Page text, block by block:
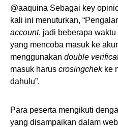
@aaquina Sebagai key
kali ini menuturkan,
account, jadi beberapa
yang mencoba masuk ke
menggunakan double
masuk harus crosingchekke
dahulu”.
Para peserta mengikuti
yang disampaikan dalam